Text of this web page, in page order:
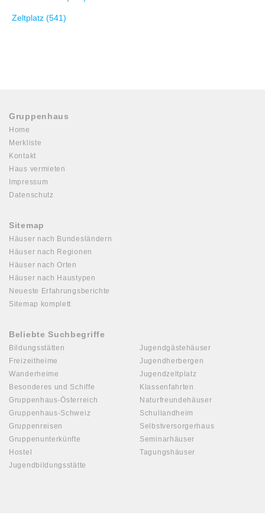
Zeltplatz (541)
Gruppenhaus
Home
Merkliste
Kontakt
Haus vermieten
Impressum
Datenschutz
Sitemap
Häuser nach Bundesländern
Häuser nach Regionen
Häuser nach Orten
Häuser nach Haustypen
Neueste Erfahrungsberichte
Sitemap komplett
Beliebte Suchbegriffe
Bildungsstätten
Freizeitheime
Wanderheime
Besonderes und Schiffe
Gruppenhaus-Österreich
Gruppenhaus-Schweiz
Gruppenreisen
Gruppenunterkünfte
Hostel
Jugendbildungsstätte
Jugendgästehäuser
Jugendherbergen
Jugendzeltplatz
Klassenfahrten
Naturfreundehäuser
Schullandheim
Selbstversorgerhaus
Seminarhäuser
Tagungshäuser